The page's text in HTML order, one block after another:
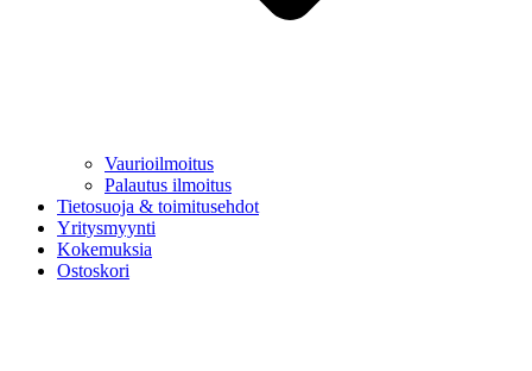
Vaurioilmoitus
Palautus ilmoitus
Tietosuoja & toimitusehdot
Yritysmyynti
Kokemuksia
Ostoskori